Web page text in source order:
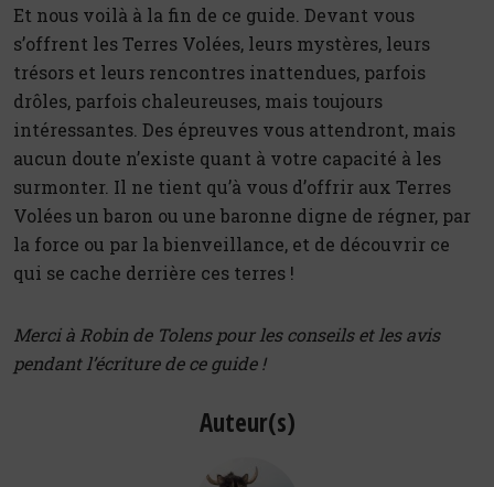
Et nous voilà à la fin de ce guide. Devant vous
s’offrent les Terres Volées, leurs mystères, leurs
trésors et leurs rencontres inattendues, parfois
drôles, parfois chaleureuses, mais toujours
intéressantes. Des épreuves vous attendront, mais
aucun doute n’existe quant à votre capacité à les
surmonter. Il ne tient qu’à vous d’offrir aux Terres
Volées un baron ou une baronne digne de régner, par
la force ou par la bienveillance, et de découvrir ce
qui se cache derrière ces terres !
Merci à Robin de Tolens pour les conseils et les avis
pendant l’écriture de ce guide !
Auteur(s)